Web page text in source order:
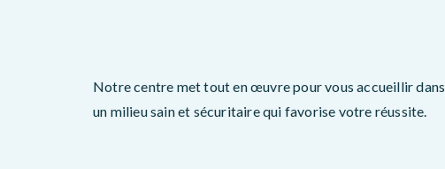
Notre centre met tout en œuvre pour vous accueillir dans
un milieu sain et sécuritaire qui favorise votre réussite.